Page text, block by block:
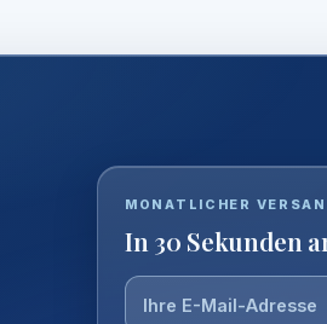
MONATLICHER
In 30 Sekunden
E-
Mail-
Adresse